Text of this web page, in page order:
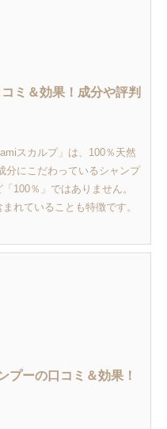
ミ＆効果！成分や評判
スカルプ」は、100％天然
分にこだわっているシャンプ
100％」ではありません。
れていることも特徴です。
プーの口コミ＆効果！